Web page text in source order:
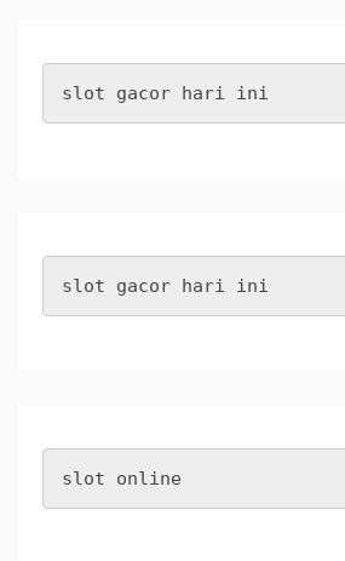
slot gacor hari ini
slot gacor hari ini
slot online